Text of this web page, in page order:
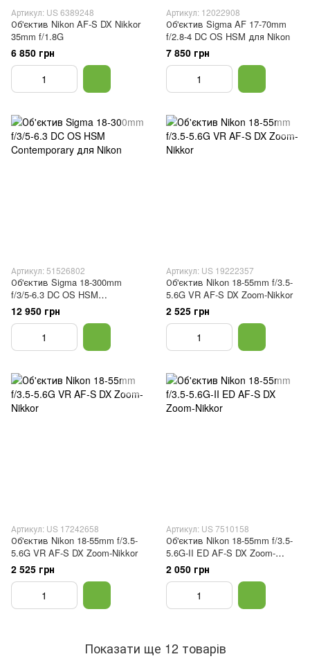
Артикул: US 6389248
Об'єктив Nikon AF-S DX Nikkor
35mm f/1.8G
6 850 грн
Артикул: 12022908
Об'єктив Sigma AF 17-70mm
f/2.8-4 DC OS HSM для Nikon
7 850 грн
Артикул: 51526802
Об'єктив Sigma 18-300mm
f/3/5-6.3 DC OS HSM
Contemporary для Nikon
12 950 грн
Артикул: US 19222357
Об'єктив Nikon 18-55mm f/3.5-
5.6G VR AF-S DX Zoom-Nikkor
2 525 грн
Артикул: US 17242658
Об'єктив Nikon 18-55mm f/3.5-
5.6G VR AF-S DX Zoom-Nikkor
2 525 грн
Артикул: US 7510158
Об'єктив Nikon 18-55mm f/3.5-
5.6G-II ED AF-S DX Zoom-
Nikkor
2 050 грн
Показати ще 12 товарів